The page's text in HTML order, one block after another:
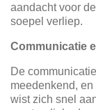
aandacht voor
soepel verliep.
Communicatie
De
meedenkend,
wist zich snel